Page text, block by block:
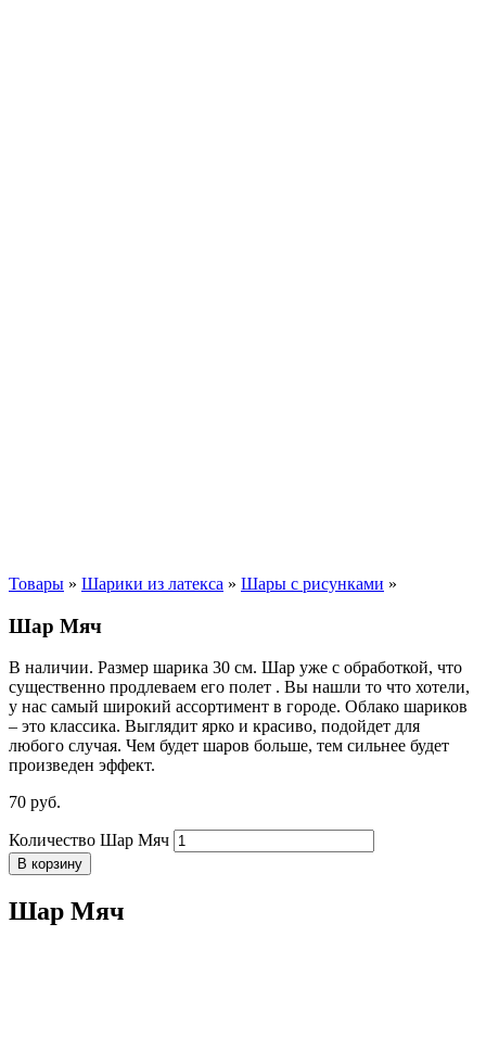
Товары » Шарики из латекса » Шары с рисунками »
Шар Мяч
В наличии. Размер шарика 30 см. Шар уже с обработкой, что
существенно продлеваем его полет . Вы нашли то что хотели,
у нас самый широкий ассортимент в городе. Облако шариков
– это классика. Выглядит ярко и красиво, подойдет для
любого случая. Чем будет шаров больше, тем сильнее будет
произведен эффект.
70 руб.
Количество Шар Мяч
В корзину
Шар Мяч